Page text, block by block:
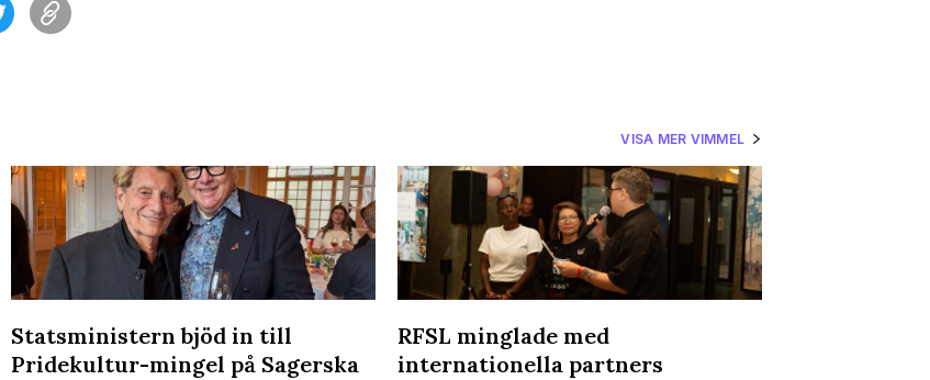
VISA MER VIMMEL
Statsministern bjöd in till
Pridekultur-mingel på Sagerska
RFSL minglade med
internationella partners